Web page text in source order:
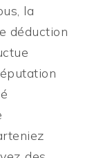
la
déduction